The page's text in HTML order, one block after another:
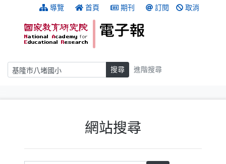
跳到主要內容 導覽 首頁 期刊 訂閱 取消
搜尋 搜尋 進階搜尋
網站搜尋